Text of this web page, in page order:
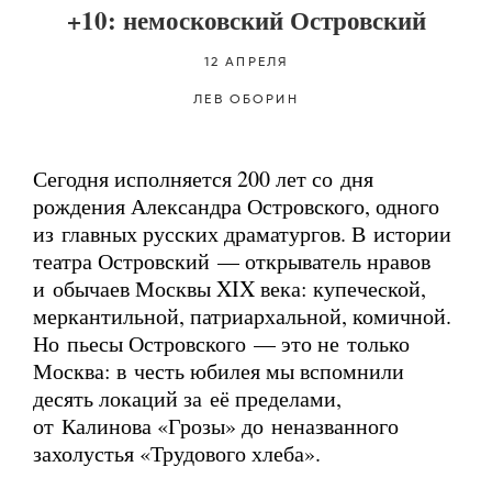
+10: немосковский Островский
12 АПРЕЛЯ
ЛЕВ ОБОРИН
Сегодня исполняется 200 лет со дня
рождения Александра Островского, одного
из главных русских драматургов. В истории
театра Островский — открыватель нравов
и обычаев Москвы XIX века: купеческой,
меркантильной, патриархальной, комичной.
Но пьесы Островского — это не только
Москва: в честь юбилея мы вспомнили
десять локаций за её пределами,
от Калинова «Грозы» до неназванного
захолустья «Трудового хлеба».